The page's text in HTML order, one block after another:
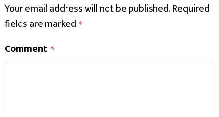
Your email address will not be published.Required
fields are marked *
Comment *